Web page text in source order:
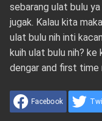
sebarang ulat bulu
jugak. Kalau kita
ulat bulu nih inti
kuih ulat bulu nih? ke
dengar and first time
Facebook